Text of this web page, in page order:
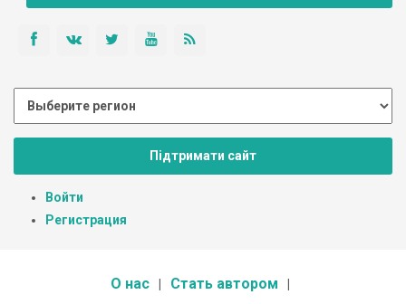
Підтримати сайт
Войти
Регистрация
О нас Стать автором